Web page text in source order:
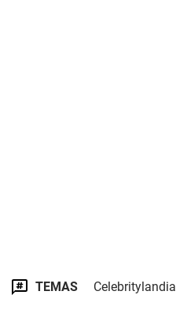
TEMAS Celebritylandia